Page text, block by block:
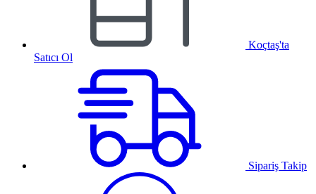
Koçtaş'ta
Satıcı Ol
Sipariş Takip